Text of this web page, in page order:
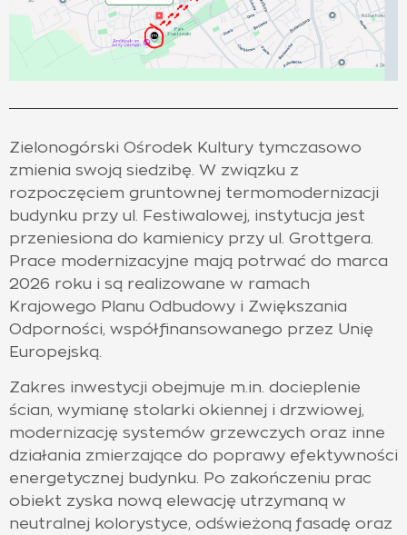
Zielonogórski Ośrodek Kultury tymczasowo
zmienia swoją siedzibę. W związku z
rozpoczęciem gruntownej termomodernizacji
budynku przy ul. Festiwalowej, instytucja jest
przeniesiona do kamienicy przy ul. Grottgera.
Prace modernizacyjne mają potrwać do marca
2026 roku i są realizowane w ramach
Krajowego Planu Odbudowy i Zwiększania
Odporności, współfinansowanego przez Unię
Europejską.
Zakres inwestycji obejmuje m.in. docieplenie
ścian, wymianę stolarki okiennej i drzwiowej,
modernizację systemów grzewczych oraz inne
działania zmierzające do poprawy efektywności
energetycznej budynku. Po zakończeniu prac
obiekt zyska nową elewację utrzymaną w
neutralnej kolorystyce, odświeżoną fasadę oraz